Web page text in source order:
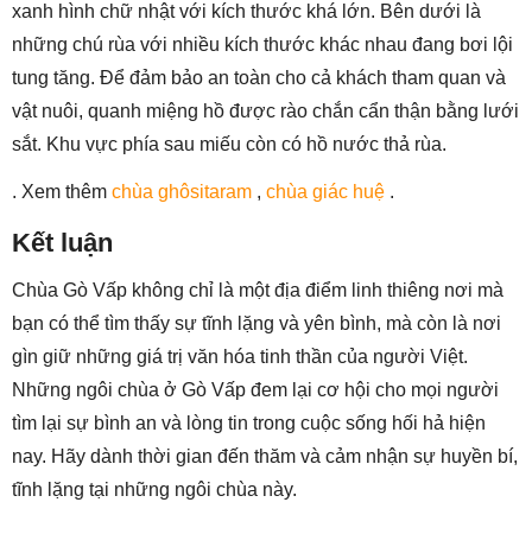
xanh hình chữ nhật với kích thước khá lớn. Bên dưới là
những chú rùa với nhiều kích thước khác nhau đang bơi lội
tung tăng. Để đảm bảo an toàn cho cả khách tham quan và
vật nuôi, quanh miệng hồ được rào chắn cẩn thận bằng lưới
sắt. Khu vực phía sau miếu còn có hồ nước thả rùa.
. Xem thêm chùa ghôsitaram , chùa giác huệ .
Kết luận
Chùa Gò Vấp không chỉ là một địa điểm linh thiêng nơi mà
bạn có thể tìm thấy sự tĩnh lặng và yên bình, mà còn là nơi
gìn giữ những giá trị văn hóa tinh thần của người Việt.
Những ngôi chùa ở Gò Vấp đem lại cơ hội cho mọi người
tìm lại sự bình an và lòng tin trong cuộc sống hối hả hiện
nay. Hãy dành thời gian đến thăm và cảm nhận sự huyền bí,
tĩnh lặng tại những ngôi chùa này.